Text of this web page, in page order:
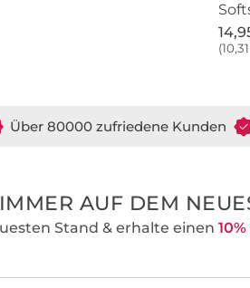
Über 80000 zufriedene Kunden
AUF DEM
Stand & erhalte einen